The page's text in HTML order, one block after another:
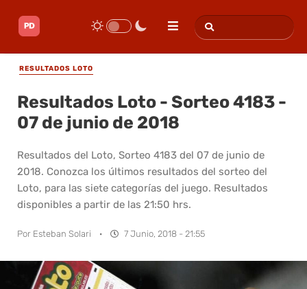
RESULTADOS LOTO
Resultados Loto - Sorteo 4183 -
07 de junio de 2018
Resultados del Loto, Sorteo 4183 del 07 de junio de
2018. Conozca los últimos resultados del sorteo del
Loto, para las siete categorías del juego. Resultados
disponibles a partir de las 21:50 hrs.
Por Esteban Solari · 7 Junio, 2018 - 21:55